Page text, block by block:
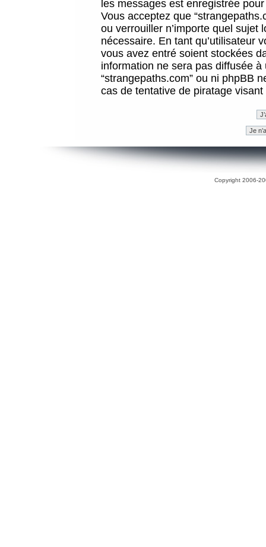
les messages est enregistrée
Vous acceptez que
ou verrouiller n’importe quel sujet
nécessaire. En tant qu’utilisateur
vous avez entré soient stockées
information ne sera pas diffusée
“strangepaths.com” ou ni phpBB
cas de tentative de piratage
Copyright 2006-